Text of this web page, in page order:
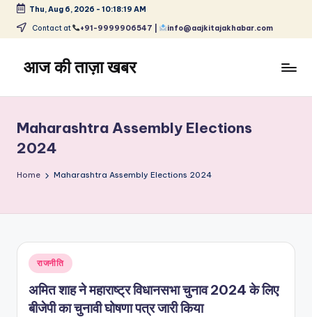
Skip
content
Thu, Aug 6, 2026 - 10:18:19 AM
Contact at +91-9999906547 | info@aajkitajakhabar.com
आज की ताज़ा खबर
ताज़ा
समाचार
–
व्यापार
Maharashtra Assembly Elections
2024
Home Maharashtra Assembly Elections 2024
Posted
in
राजनीति
अमित शाह ने महाराष्ट्र विधानसभा चुनाव 2024 के लिए
बीजेपी का चुनावी घोषणा पत्र जारी किया